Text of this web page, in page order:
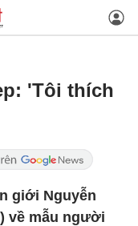
'Tôi thích
giới Nguyễn
về mẫu người